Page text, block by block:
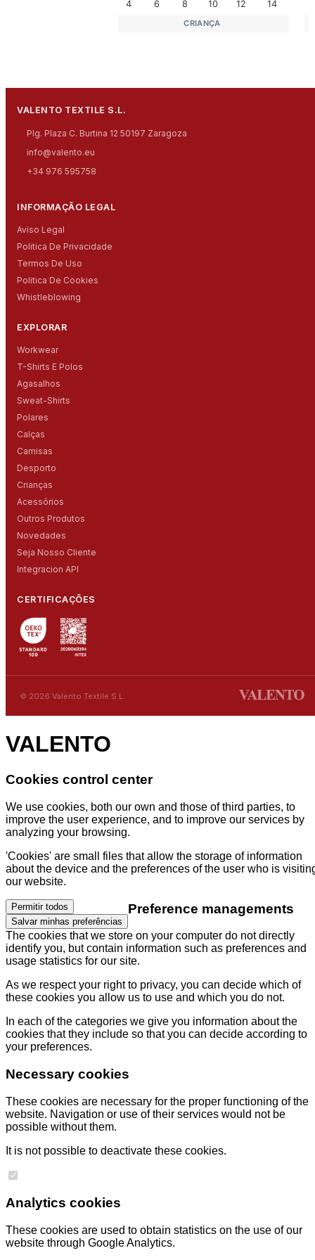
4 6 8 10 12 14
CRIANÇA
VALENTO TEXTILE S.L.
Plg. Plaza C. Burtina 12 50197 Zaragoza
info@valento.eu
+34 976 595758
INFORMAÇÃO LEGAL
Aviso Legal
Politica De Privacidade
Termos De Uso
Politica De Cookies
Whistleblowing
EXPLORAR
Workwear
T-Shirts E Polos
Agasalhos
Sweat-Shirts
Polares
Calças
Camisas
Desporto
Crianças
Acessórios
Outros Produtos
Novedades
Seja Nosso Cliente
Integracion API
CERTIFICAÇÕES
© 2026 Valento Textile S.L.
VALENTO
Cookies control center
We use cookies, both our own and those of third parties, to
improve the user experience, and to improve our services by
analyzing your browsing.
'Cookies' are small files that allow the storage of information
about the device and the preferences of the user who is
our website.
Permitir todos
Salvar minhas preferências
Preference managements
The cookies that we store on your computer do not directly
identify you, but contain information such as preferences and
usage statistics for our site.
As we respect your right to privacy, you can decide which of
these cookies you allow us to use and which you do not.
In each of the categories we give you information about the
cookies that they include so that you can decide according to
your preferences.
Necessary cookies
These cookies are necessary for the proper functioning of the
website. Navigation or use of their services would not be
possible without them.
It is not possible to deactivate these cookies.
Analytics cookies
These cookies are used to obtain statistics on the use of our
website through Google Analytics.